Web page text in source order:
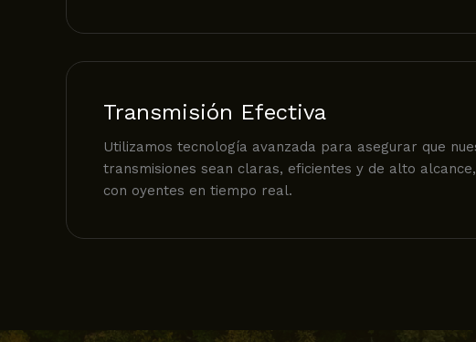
Transmisión Efectiva
Utilizamos tecnología avanzada para asegurar que
transmisiones sean claras, eficientes y de alto
con oyentes en tiempo real.